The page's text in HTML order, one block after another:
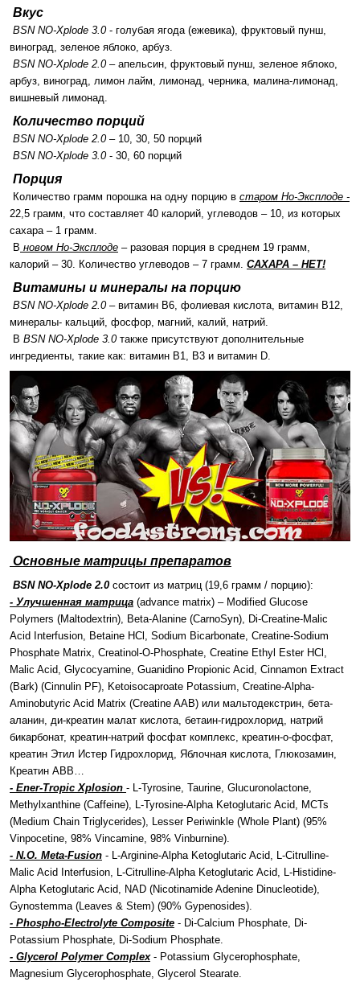
Вкус
BSN NO-Xplode 3.0- голубая ягода (ежевика), фруктовый пунш,
виноград, зеленое яблоко, арбуз.
BSN NO-Xplode 2.0– апельсин, фруктовый пунш, зеленое яблоко,
арбуз, виноград, лимон лайм, лимонад, черника, малина-лимонад,
вишневый лимонад.
Количество порций
BSN NO-Xplode 2.0– 10, 30, 50 порций
BSN NO-Xplode 3.0- 30, 60 порций
Порция
Количество грамм порошка на одну порцию в старом Но-Эксплоде -
22,5 грамм, что составляет 40 калорий, углеводов – 10, из которых
сахара – 1 грамм.
В новом Но-Эксплоде – разовая порция в среднем 19 грамм,
калорий – 30. Количество углеводов – 7 грамм. САХАРА – НЕТ!
Витамины и минералы на порцию
BSN NO-Xplode 2.0– витамин В6, фолиевая кислота, витамин В12,
минералы- кальций, фосфор, магний, калий, натрий.
В BSN NO-Xplode 3.0также присутствуют дополнительные
ингредиенты, такие как: витамин В1, В3 и витамин D.
Основные матрицы препаратов
BSN NO-Xplode 2.0 состоит из матриц (19,6 грамм / порцию):
- Улучшенная матрица (advance matrix) – Modified Glucose
Polymers (Maltodextrin), Beta-Alanine (CarnoSyn), Di-Creatine-Malic
Acid Interfusion, Betaine HCl, Sodium Bicarbonate, Creatine-Sodium
Phosphate Matrix, Creatinol-O-Phosphate, Creatine Ethyl Ester HCl,
Malic Acid, Glycocyamine, Guanidino Propionic Acid, Cinnamon Extract
(Bark) (Cinnulin PF), Ketoisocaproate Potassium, Creatine-Alpha-
Aminobutyric Acid Matrix (Creatine AAB) или мальтодекстрин, бета-
аланин, ди-креатин малат кислота, бетаин-гидрохлорид, натрий
бикарбонат, креатин-натрий фосфат комплекс, креатин-о-фосфат,
креатин Этил Истер Гидрохлорид, Яблочная кислота, Глюкозамин,
Креатин ABB…
- Ener-Tropic Xplosion - L-Tyrosine, Taurine, Glucuronolactone,
Methylxanthine (Caffeine), L-Tyrosine-Alpha Ketoglutaric Acid, MCTs
(Medium Chain Triglycerides), Lesser Periwinkle (Whole Plant) (95%
Vinpocetine, 98% Vincamine, 98% Vinburnine).
- N.O. Meta-Fusion - L-Arginine-Alpha Ketoglutaric Acid, L-Citrulline-
Malic Acid Interfusion, L-Citrulline-Alpha Ketoglutaric Acid, L-Histidine-
Alpha Ketoglutaric Acid, NAD (Nicotinamide Adenine Dinucleotide),
Gynostemma (Leaves & Stem) (90% Gypenosides).
- Phospho-Electrolyte Composite - Di-Calcium Phosphate, Di-
Potassium Phosphate, Di-Sodium Phosphate.
- Glycerol Polymer Complex- Potassium Glycerophosphate,
Magnesium Glycerophosphate, Glycerol Stearate.